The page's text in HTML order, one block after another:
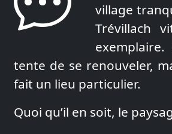
village
Trévillach
tente de se renouveler,
fait un lieu particulier.
Quoi qu’il en soit, le